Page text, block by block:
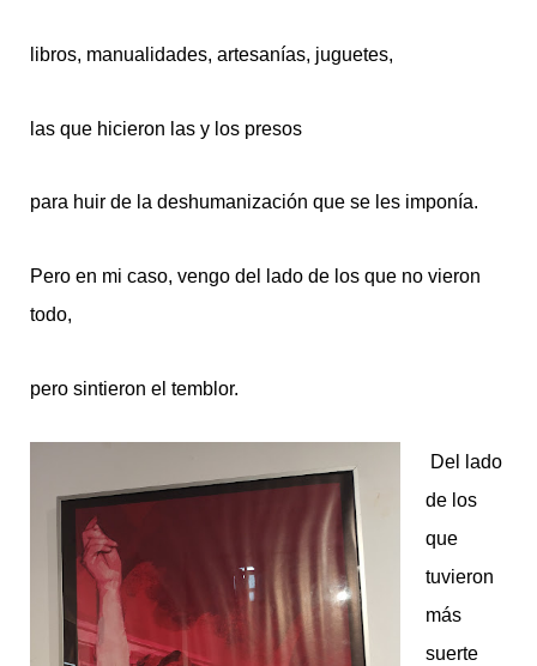
libros, manualidades, artesanías, juguetes,
las que hicieron las y los presos
para huir de la deshumanización que se les imponía.
Pero en mi caso, vengo del lado de los que no vieron
todo,
pero sintieron el temblor.
Del lado
de los
que
tuvieron
más
suerte